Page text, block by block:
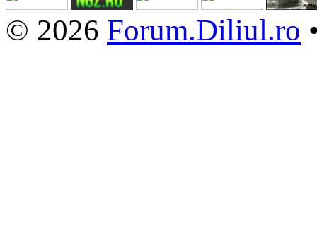
© 2026 Forum.Diliul.ro